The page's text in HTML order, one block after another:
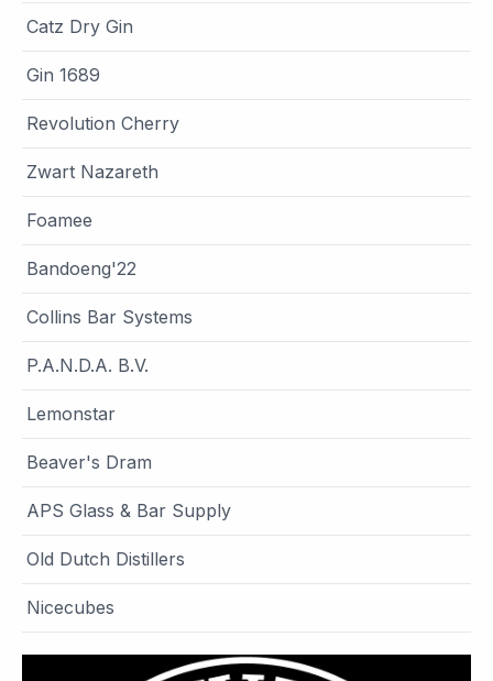
Catz Dry Gin
Gin 1689
Revolution Cherry
Zwart Nazareth
Foamee
Bandoeng'22
Collins Bar Systems
P.A.N.D.A. B.V.
Lemonstar
Beaver's Dram
APS Glass & Bar Supply
Old Dutch Distillers
Nicecubes